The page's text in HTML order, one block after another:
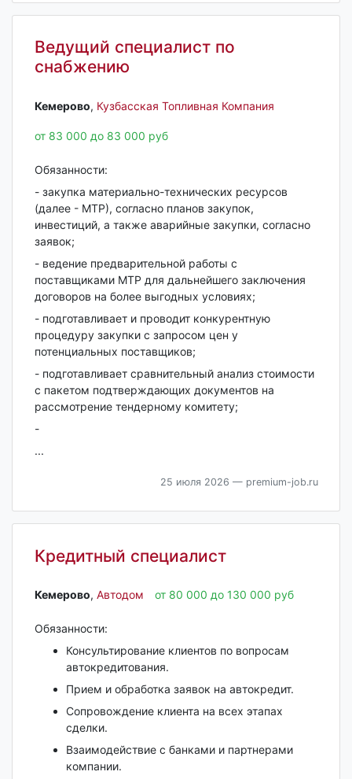
Ведущий специалист по
снабжению
Кемерово‎, Кузбасская Топливная Компания
от 83 000 до 83 000 руб
Обязанности:
- закупка материально-технических ресурсов
(далее - МТР), согласно планов закупок,
инвестиций, а также аварийные закупки, согласно
заявок;
- ведение предварительной работы с
поставщиками МТР для дальнейшего заключения
договоров на более выгодных условиях;
- подготавливает и проводит конкурентную
процедуру закупки с запросом цен у
потенциальных поставщиков;
- подготавливает сравнительный анализ стоимости
с пакетом подтверждающих документов на
рассмотрение тендерному комитету;
-
...
25 июля 2026 — premium-job.ru
Кредитный специалист
Кемерово‎, Автодом от 80 000 до 130 000 руб
Обязанности:
Консультирование клиентов по вопросам
автокредитования.
Прием и обработка заявок на автокредит.
Сопровождение клиента на всех этапах
сделки.
Взаимодействие с банками и партнерами
компании.